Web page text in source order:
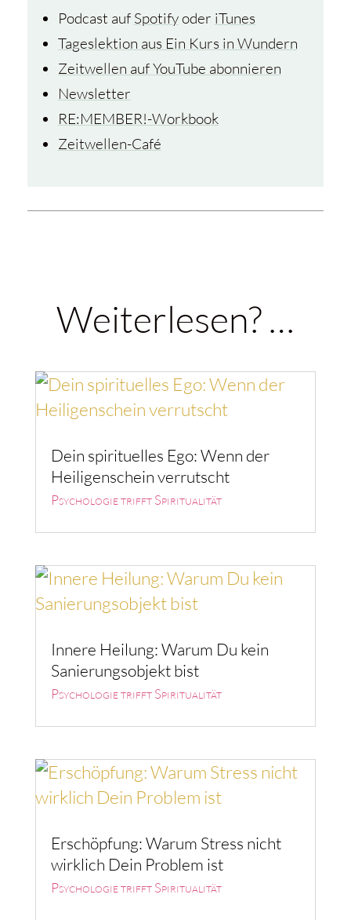
Podcast auf Spotifyoder iTunes
Tageslektion aus Ein Kurs in Wundern
Zeitwellen auf YouTube abonnieren
Newsletter
RE:MEMBER!-Workbook
Zeitwellen-Café
Weiterlesen? …
Dein spirituelles Ego: Wenn der
Heiligenschein verrutscht
Psychologie trifft Spiritualität
Innere Heilung: Warum Du kein
Sanierungsobjekt bist
Psychologie trifft Spiritualität
Erschöpfung: Warum Stress nicht
wirklich Dein Problem ist
Psychologie trifft Spiritualität